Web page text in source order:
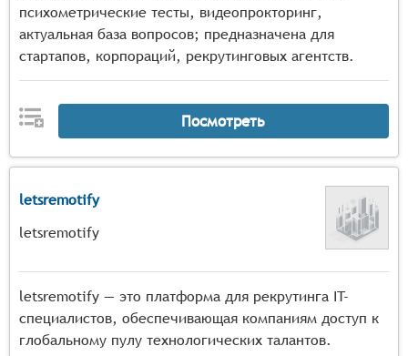
психометрические тесты, видеопрокторинг,
актуальная база вопросов; предназначена для
стартапов, корпораций, рекрутинговых агентств.
Посмотреть
letsremotify
letsremotify
letsremotify — это платформа для рекрутинга IT-
специалистов, обеспечивающая компаниям доступ к
глобальному пулу технологических талантов.